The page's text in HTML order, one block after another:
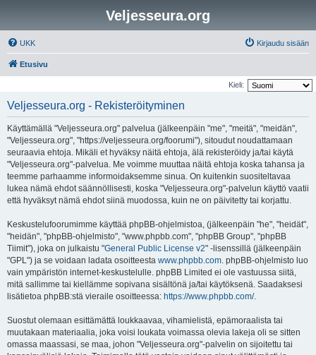
Veljesseura.org
UKK Kirjaudu sisään
Etusivu
Kieli:
Veljesseura.org - Rekisteröityminen
Käyttämällä "Veljesseura.org" palvelua (jälkeenpäin "me", "meitä", "meidän",
"Veljesseura.org", "https://veljesseura.org/foorumi"), sitoudut noudattamaan
seuraavia ehtoja. Mikäli et hyväksy näitä ehtoja, älä rekisteröidy ja/tai käytä
"Veljesseura.org"-palvelua. Me voimme muuttaa näitä ehtoja koska tahansa ja
teemme parhaamme informoidaksemme sinua. On kuitenkin suositeltavaa
lukea nämä ehdot säännöllisesti, koska "Veljesseura.org"-palvelun käyttö vaatii
että hyväksyt nämä ehdot siinä muodossa, kuin ne on päivitetty tai korjattu.
Keskustelufoorumimme käyttää phpBB-ohjelmistoa, (jälkeenpäin "he", "heidät",
"heidän", "phpBB-ohjelmisto", "www.phpbb.com", "phpBB Group", "phpBB
Tiimit"), joka on julkaistu "General Public License v2" -lisenssillä (jälkeenpäin
"GPL") ja se voidaan ladata osoitteesta www.phpbb.com. phpBB-ohjelmisto luo
vain ympäristön internet-keskustelulle. phpBB Limited ei ole vastuussa siitä,
mitä sallimme tai kiellämme sopivana sisältönä ja/tai käytöksenä. Saadaksesi
lisätietoa phpBB:stä vieraile osoitteessa: https://www.phpbb.com/.
Suostut olemaan esittämättä loukkaavaa, vihamielistä, epämoraalista tai
muutakaan materiaalia, joka voisi loukata voimassa olevia lakeja oli se sitten
omassa maassasi, se maa, johon "Veljesseura.org"-palvelin on sijoitettu tai